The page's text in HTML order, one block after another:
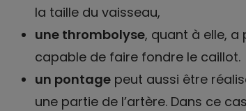
la taille du vaisseau,
une thrombolyse, quant à elle, a
capable de faire fondre le caillot.
un pontagepeut aussi être
une partie de l’artère. Dans ce